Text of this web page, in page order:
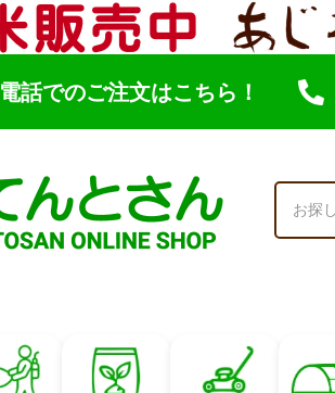
電話でのご注文はこちら！
検索